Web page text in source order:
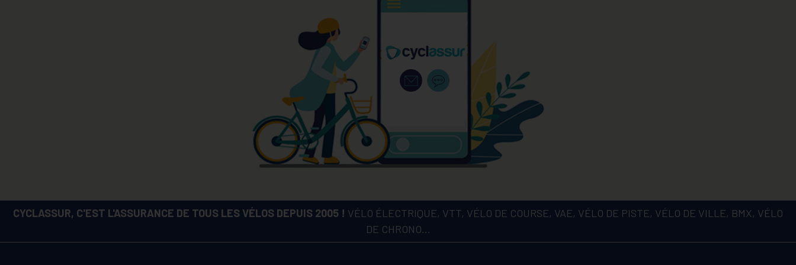
CYCLASSUR, C'EST L'ASSURANCE DE TOUS LES VÉLOS DEPUIS 2005 ! VÉLO ÉLECTRIQUE, VTT, VÉLO DE COURSE, VAE, VÉLO DE PISTE, VÉLO DE VILLE, BMX, VÉLO
DE CHRONO...